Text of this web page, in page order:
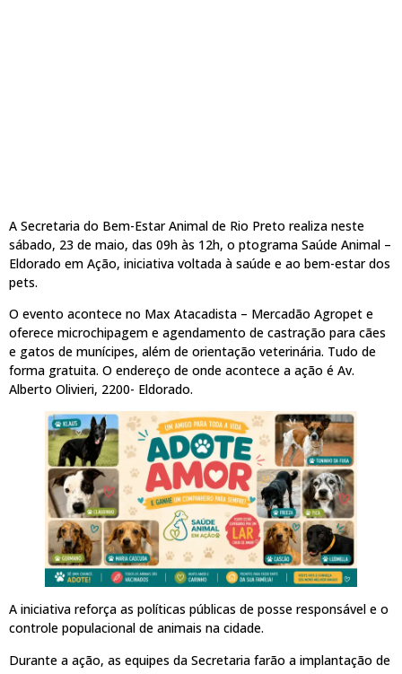
A Secretaria do Bem-Estar Animal de Rio Preto realiza neste
sábado, 23 de maio, das 09h às 12h, o ptograma Saúde Animal –
Eldorado em Ação, iniciativa voltada à saúde e ao bem-estar dos
pets.
O evento acontece no Max Atacadista – Mercadão Agropet e
oferece microchipagem e agendamento de castração para cães
e gatos de munícipes, além de orientação veterinária. Tudo de
forma gratuita. O endereço de onde acontece a ação é Av.
Alberto Olivieri, 2200- Eldorado.
A iniciativa reforça as políticas públicas de posse responsável e o
controle populacional de animais na cidade.
Durante a ação, as equipes da Secretaria farão a implantação de